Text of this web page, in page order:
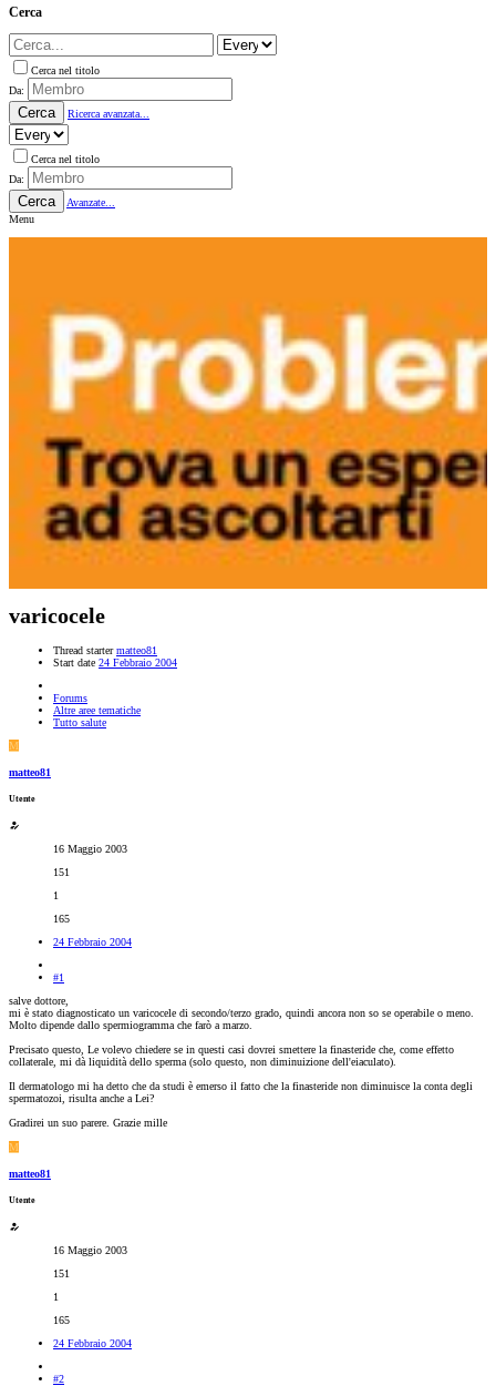
Cerca
Cerca nel titolo
Da:
Cerca Ricerca avanzata...
Cerca nel titolo
Da:
Cerca
Avanzate...
Menu
varicocele
Thread starter matteo81
Start date 24 Febbraio 2004
Forums
Altre aree tematiche
Tutto salute
M
matteo81
Utente
16 Maggio 2003
151
1
165
24 Febbraio 2004
#1
salve dottore,
mi è stato diagnosticato un varicocele di secondo/terzo grado, quindi ancora non so se operabile o meno.
Molto dipende dallo spermiogramma che farò a marzo.
Precisato questo, Le volevo chiedere se in questi casi dovrei smettere la finasteride che, come effetto
collaterale, mi dà liquidità dello sperma (solo questo, non diminuizione dell'eiaculato).
Il dermatologo mi ha detto che da studi è emerso il fatto che la finasteride non diminuisce la conta degli
spermatozoi, risulta anche a Lei?
Gradirei un suo parere. Grazie mille
M
matteo81
Utente
16 Maggio 2003
151
1
165
24 Febbraio 2004
#2